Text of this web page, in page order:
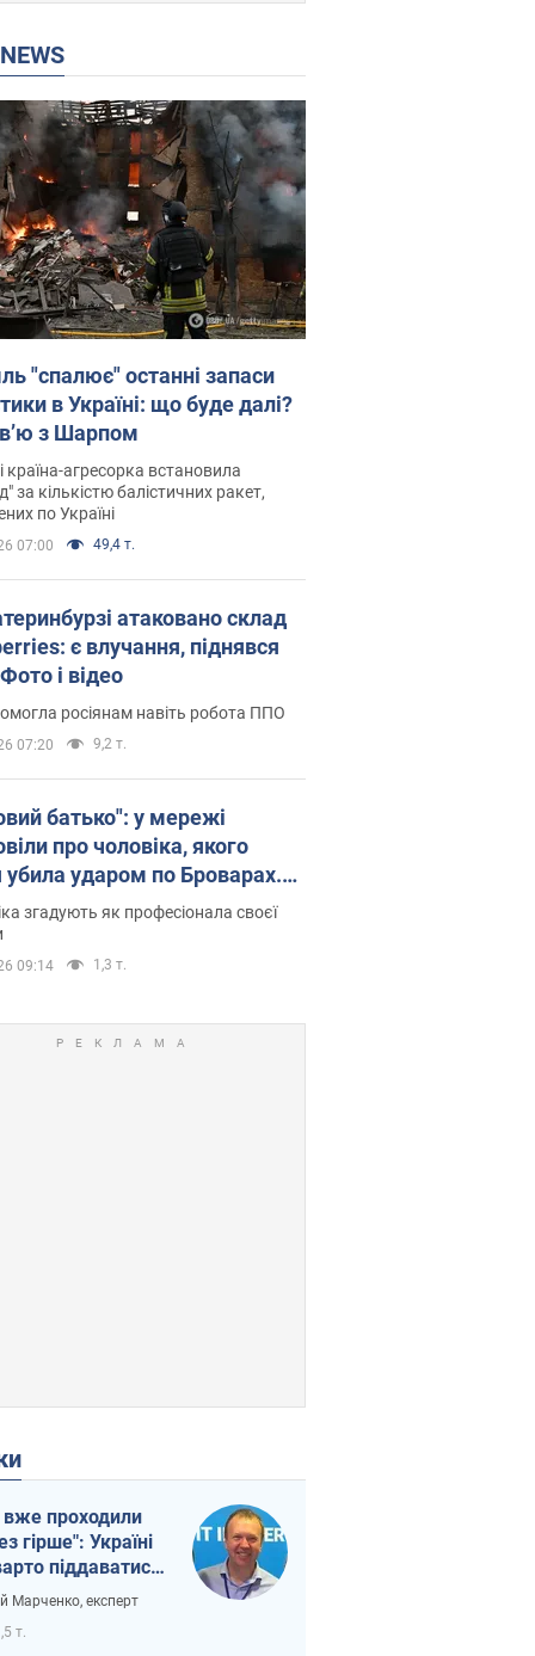
NEWS
"спалює" останні запаси
в Україні: що буде далі?
з Шарпом
країна-агресорка встановила
за кількістю балістичних ракет,
по Україні
07:00 49,4 т.
атаковано склад
є влучання, піднявся
і відео
росіянам навіть робота ППО
07:20 9,2 т.
батько": у мережі
про чоловіка, якого
убила ударом по Броварах.
згадують як професіонала своєї
09:14 1,3 т.
проходили
гірше": Україні
піддаватися
через
Марченко, експерт
т.